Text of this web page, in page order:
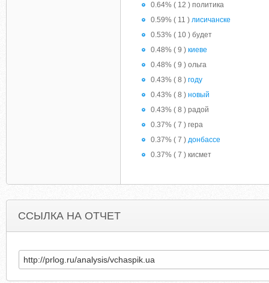
0.64% ( 12 ) политика
0.59% ( 11 ) лисичанске
0.53% ( 10 ) будет
0.48% ( 9 ) киеве
0.48% ( 9 ) ольга
0.43% ( 8 ) году
0.43% ( 8 ) новый
0.43% ( 8 ) радой
0.37% ( 7 ) гера
0.37% ( 7 ) донбассе
0.37% ( 7 ) кисмет
ССЫЛКА НА ОТЧЕТ